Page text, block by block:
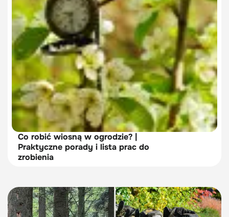
Co robić wiosną w ogrodzie? |
Praktyczne porady i lista prac do
zrobienia